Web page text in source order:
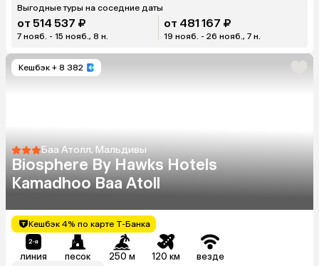
Выгодные туры на соседние даты
от 514 537 ₽
7 нояб. - 15 нояб., 8 н.
от 481 167 ₽
19 нояб. - 26 нояб., 7 н.
Кешбэк + 8 382
Баа Атолл, Мальдивы
Biosphere By Hawks Hotels
Kamadhoo Baa Atoll
Кешбэк 4% по карте Т-Банка
линия песок 250 м 120 км везде